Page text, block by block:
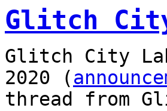
Glitch
Glitch City
2020 (
thread from